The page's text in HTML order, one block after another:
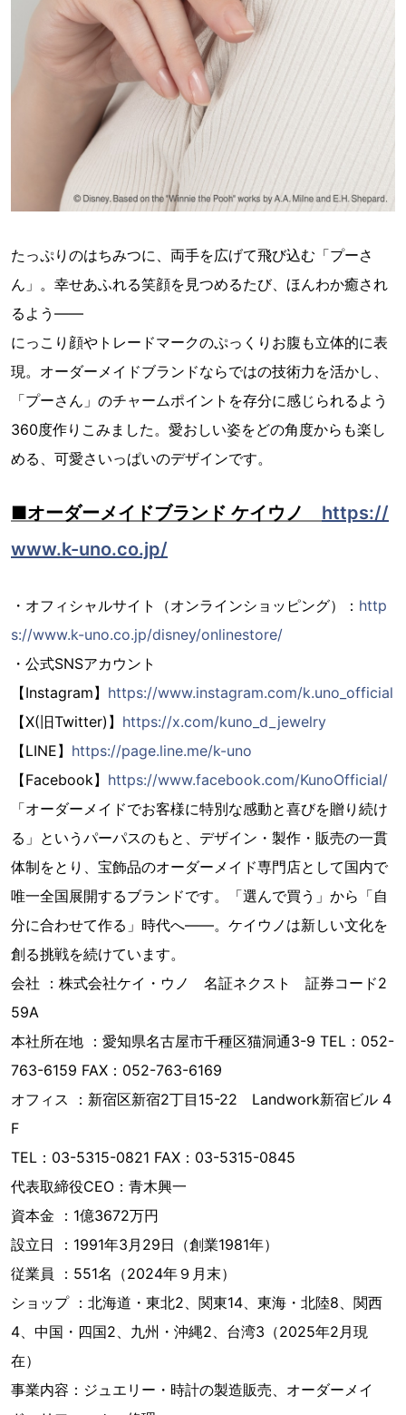
たっぷりのはちみつに、両手を広げて飛び込む「プーさ
ん」。幸せあふれる笑顔を見つめるたび、ほんわか癒され
るよう――
にっこり顔やトレードマークのぷっくりお腹も立体的に表
現。オーダーメイドブランドならではの技術力を活かし、
「プーさん」のチャームポイントを存分に感じられるよう
360度作りこみました。愛おしい姿をどの角度からも楽し
める、可愛さいっぱいのデザインです。
■オーダーメイドブランド ケイウノ https://
www.k-uno.co.jp/
・オフィシャルサイト（オンラインショッピング）： http
s://www.k-uno.co.jp/disney/onlinestore/
・公式SNSアカウント
【Instagram】 https://www.instagram.com/k.uno_official
【X(旧Twitter)】 https://x.com/kuno_d_jewelry
【LINE】 https://page.line.me/k-uno
【Facebook】 https://www.facebook.com/KunoOfficial/
「オーダーメイドでお客様に特別な感動と喜びを贈り続け
る」というパーパスのもと、デザイン・製作・販売の一貫
体制をとり、宝飾品のオーダーメイド専門店として国内で
唯一全国展開するブランドです。「選んで買う」から「自
分に合わせて作る」時代へ――。ケイウノは新しい文化を
創る挑戦を続けています。
会社 ：株式会社ケイ・ウノ 名証ネクスト 証券コード2
59A
本社所在地 ：愛知県名古屋市千種区猫洞通3-9 TEL：052-
763-6159 FAX：052-763-6169
オフィス ：新宿区新宿2丁目15-22 Landwork新宿ビル 4
F
TEL：03-5315-0821 FAX：03-5315-0845
代表取締役CEO：青木興一
資本金 ：1億3672万円
設立日 ：1991年3月29日（創業1981年）
従業員 ：551名（2024年９月末）
ショップ ：北海道・東北2、関東14、東海・北陸8、関西
4、中国・四国2、九州・沖縄2、台湾3（2025年2月現
在）
事業内容：ジュエリー・時計の製造販売、オーダーメイ